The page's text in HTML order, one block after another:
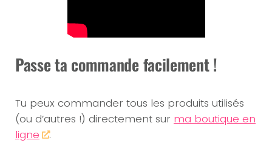
Passe ta commande facilement !
Tu peux commander tous les produits utilisés
(ou d’autres !) directement sur ma boutique en
ligne
.